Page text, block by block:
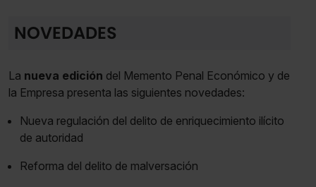
NOVEDADES
La nueva edición del Memento Penal Económico y de
la Empresa presenta las siguientes novedades:
Nueva regulación del delito de enriquecimiento ilícito
de autoridad
Reforma del delito de malversación